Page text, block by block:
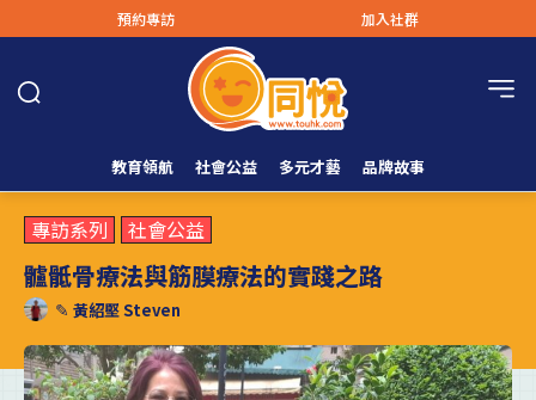
預約專訪 加入社群
教育領航 社會公益 多元才藝 品牌故事
專訪系列 社會公益
髗骶骨療法與筋膜療法的實踐之路
✎ 黃紹堅 Steven